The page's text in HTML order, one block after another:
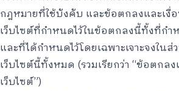
กฎหมายที่ใช้บังคับ และข้อตกลงและเงื่อ
เว็บไซต์ที่กำหนดไว้ในข้อตกลงนี้ทั้งที่กำ
และที่ได้กำหนดไว้โดยเฉพาะเจาะจงใน
เว็บไซต์นี้ทั้งหมด (รวมเรียกว่า “ข้อตกลง
เว็บไซต์”)